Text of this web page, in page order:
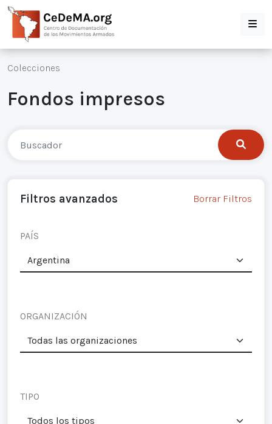
Colecciones
Fondos impresos
Filtros avanzados Borrar Filtros
PAÍS
ORGANIZACIÓN
TIPO